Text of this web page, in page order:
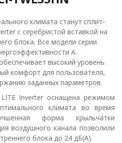
климата станут сплит-
с серебристой вставкой на
блока. Все модели серии
А.
высокий уровень
комфорт для пользователя,
заданных параметров.
LITE Inverter оснащена режимом
климата во время
форма крыльчатки
воздушного канала позволили
блока до 24 дБ(А).